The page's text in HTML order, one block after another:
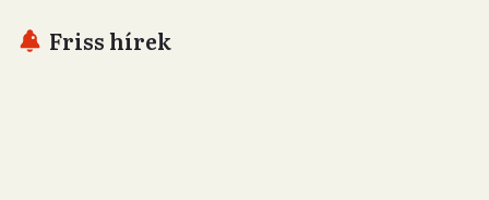
Friss hírek